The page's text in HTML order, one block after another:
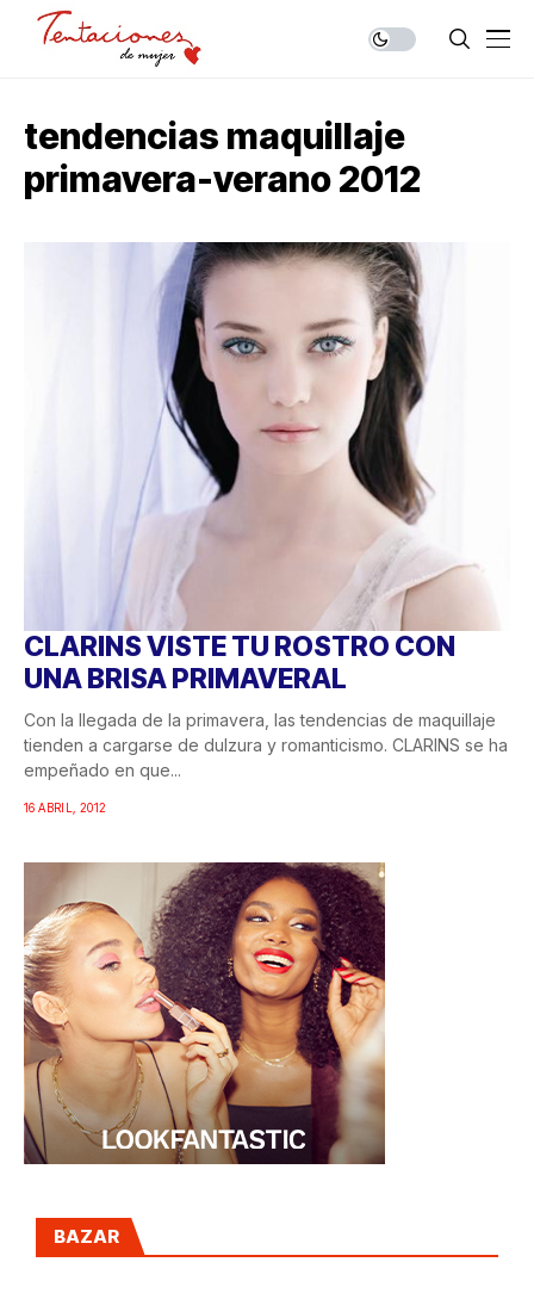
tendencias maquillaje
primavera-verano 2012
CLARINS VISTE TU ROSTRO CON
UNA BRISA PRIMAVERAL
Con la llegada de la primavera, las tendencias de maquillaje
tienden a cargarse de dulzura y romanticismo. CLARINS se ha
empeñado en que...
16 ABRIL, 2012
BAZAR